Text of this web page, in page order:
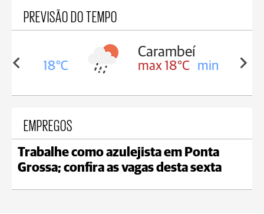
PREVISÃO DO TEMPO
18°C
Carambeí
max 18°C min 17°C
EMPREGOS
Trabalhe como azulejista em Ponta
Grossa; confira as vagas desta sexta